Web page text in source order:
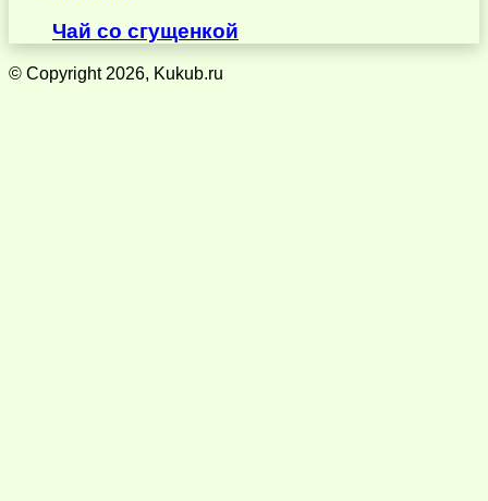
Чай со сгущенкой
© Copyright 2026, Kukub.ru